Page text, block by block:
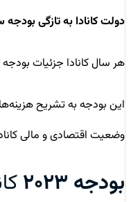
دولت کانادا به تازگی بودجه سال ۲۰۲۳ را منتشر
هر سال کانادا جزئیات
این بودجه به تشریح
وضعیت اقتصادی و مالی
بودجه ۲۰۲۳